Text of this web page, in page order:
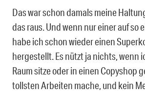
Das war schon damals meine
das raus. Und wenn nur einer auf so
habe ich schon wieder einen
hergestellt. Es nützt ja nichts, wenn
Raum sitze oder in einen Copyshop
tollsten Arbeiten mache, und kein